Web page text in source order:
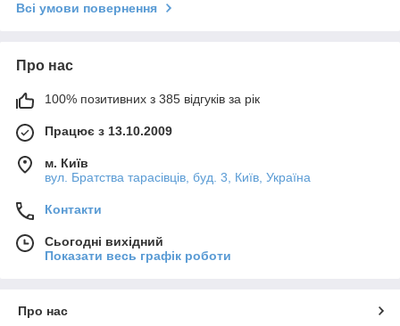
Всі умови повернення
Про нас
100% позитивних з 385 відгуків за рік
Працює з 13.10.2009
м. Київ
вул. Братства тарасівців, буд. 3, Київ, Україна
Контакти
Сьогодні вихідний
Показати весь графік роботи
Про нас